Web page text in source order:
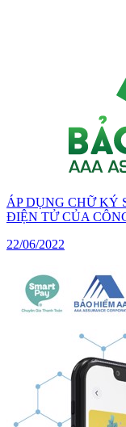
ÁP DỤNG CHỮ KÝ
ĐIỆN TỬ CỦA
22/06/2022